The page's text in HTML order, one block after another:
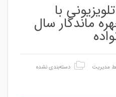
با
ماندگار سال
مدیریت
دسته‌بندی نشده